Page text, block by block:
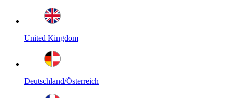
United Kingdom
Deutschland/Österreich